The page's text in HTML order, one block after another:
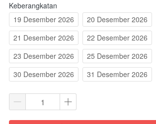
Keberangkatan
19 Desember 2026
20 Desember 2026
21 Desember 2026
22 Desember 2026
23 Desember 2026
25 Desember 2026
30 Desember 2026
31 Desember 2026